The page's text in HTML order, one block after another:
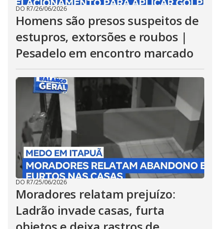
DO R7/26/06/2026
Homens são presos suspeitos de
estupros, extorsões e roubos |
Pesadelo em encontro marcado
DO R7/25/06/2026
Moradores relatam prejuízo:
Ladrão invade casas, furta